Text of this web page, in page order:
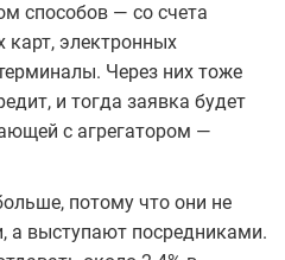
способов — со счета
карт, электронных
Через них тоже
и тогда заявка будет
с агрегатором —
потому что они не
а выступают посредниками.